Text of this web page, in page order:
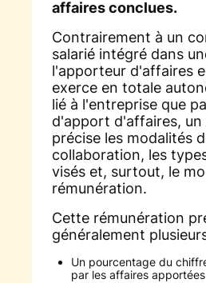
affaires conclues.
Contrairement à un
salarié intégré dans
l'apporteur d'affaires
exerce en totale
lié à l'entreprise que
d'apport d'affaires,
précise les modalités
collaboration, les
visés et, surtout, le
rémunération.
Cette rémunération
généralement
Un pourcentage du
par les affaires apportées